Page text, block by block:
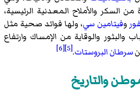
السكر والأملاح المعدنية الرئيسية،
وفيتامين سي، ولها فوائد صحية مثل
والوقاية من الإمساك وارتفاع
سرطان البروستات.
[5]
[6]
والتاريخ